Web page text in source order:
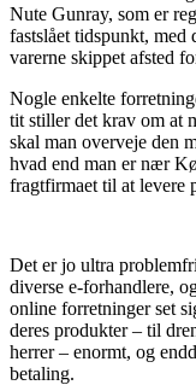
Nute Gunray, som er
fastslået tidspunkt, med
varerne skippet afsted
Nogle enkelte
tit stiller det krav om at
skal man overveje den
hvad end man er nær
fragtfirmaet til at levere
Det er jo ultra
diverse e-forhandlere,
online forretninger set
deres produkter – til
herrer – enormt, og
betaling.